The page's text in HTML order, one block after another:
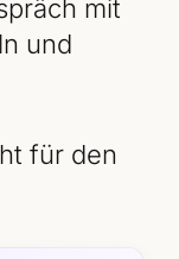
mit
und
für den